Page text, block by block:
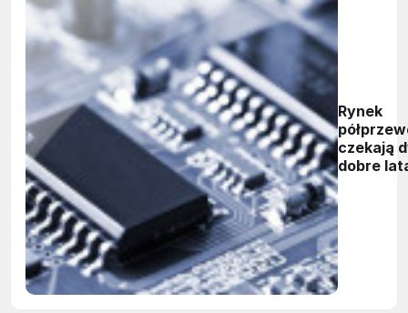
Rynek
czekają
dobre